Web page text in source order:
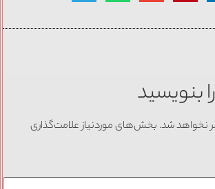
بنویسید
نخواهد شد. بخش‌های موردنیاز علامت‌گذاری